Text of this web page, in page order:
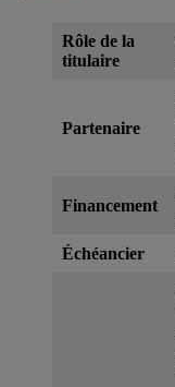
Rôle de la
titulaire
Partenaire
Financement
Échéancier